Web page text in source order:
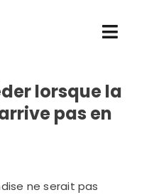
nouslorsque la
pas en
ne serait pas